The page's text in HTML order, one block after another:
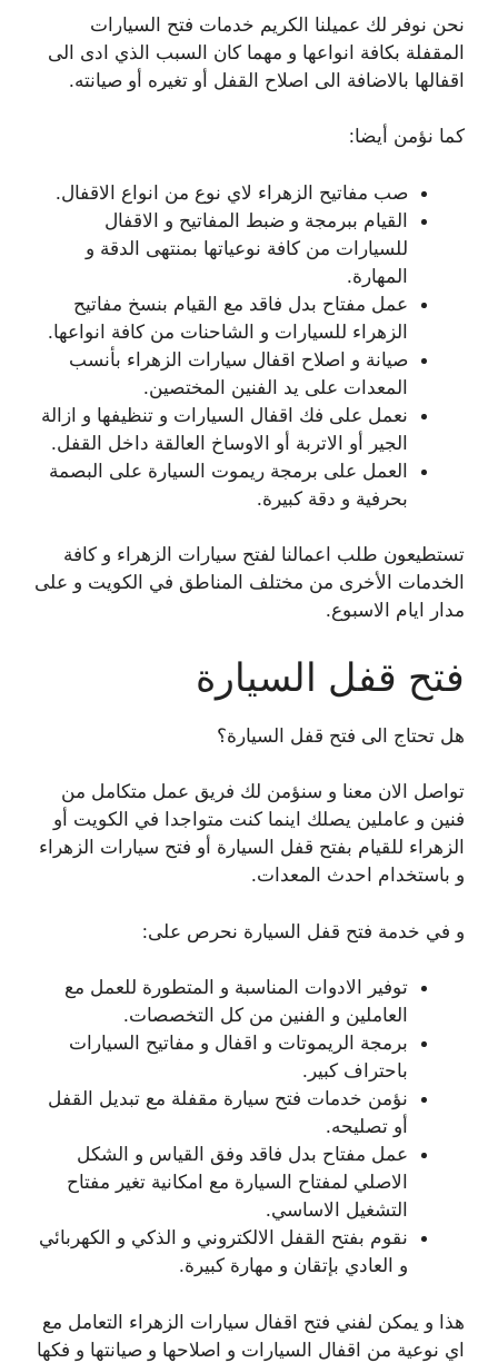
نحن نوفر لك عميلنا الكريم خدمات فتح السيارات
المقفلة بكافة انواعها و مهما كان السبب الذي ادى الى
اقفالها بالاضافة الى اصلاح القفل أو تغيره أو صيانته.
كما نؤمن أيضا:
صب مفاتيح الزهراء لاي نوع من انواع الاقفال.
القيام ببرمجة و ضبط المفاتيح و الاقفال
للسيارات من كافة نوعياتها بمنتهى الدقة و
المهارة.
عمل مفتاح بدل فاقد مع القيام بنسخ مفاتيح
الزهراء للسيارات و الشاحنات من كافة انواعها.
صيانة و اصلاح اقفال سيارات الزهراء بأنسب
المعدات على يد الفنين المختصين.
نعمل على فك اقفال السيارات و تنظيفها و ازالة
الجير أو الاتربة أو الاوساخ العالقة داخل القفل.
العمل على برمجة ريموت السيارة على البصمة
بحرفية و دقة كبيرة.
تستطيعون طلب اعمالنا لفتح سيارات الزهراء و كافة
الخدمات الأخرى من مختلف المناطق في الكويت و على
مدار ايام الاسبوع.
فتح قفل السيارة
هل تحتاج الى فتح قفل السيارة؟
تواصل الان معنا و سنؤمن لك فريق عمل متكامل من
فنين و عاملين يصلك اينما كنت متواجدا في الكويت أو
الزهراء للقيام بفتح قفل السيارة أو فتح سيارات الزهراء
و باستخدام احدث المعدات.
و في خدمة فتح قفل السيارة نحرص على:
توفير الادوات المناسبة و المتطورة للعمل مع
العاملين و الفنين من كل التخصصات.
برمجة الريموتات و اقفال و مفاتيح السيارات
باحتراف كبير.
نؤمن خدمات فتح سيارة مقفلة مع تبديل القفل
أو تصليحه.
عمل مفتاح بدل فاقد وفق القياس و الشكل
الاصلي لمفتاح السيارة مع امكانية تغير مفتاح
التشغيل الاساسي.
نقوم بفتح القفل الالكتروني و الذكي و الكهربائي
و العادي بإتقان و مهارة كبيرة.
هذا و يمكن لفني فتح اقفال سيارات الزهراء التعامل مع
اي نوعية من اقفال السيارات و اصلاحها و صيانتها و فكها